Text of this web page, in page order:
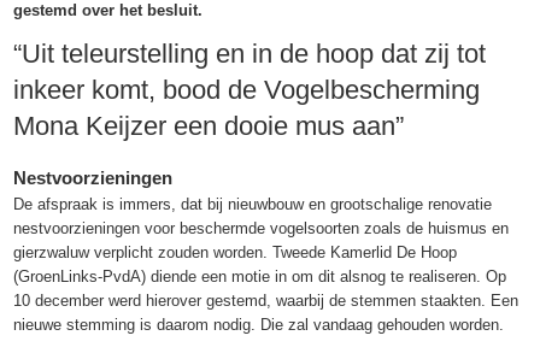
gestemd over het besluit.
“Uit teleurstelling en in de hoop dat zij tot
inkeer komt, bood de Vogelbescherming
Mona Keijzer een dooie mus aan”
Nestvoorzieningen
De afspraak is immers, dat bij nieuwbouw en grootschalige renovatie
nestvoorzieningen voor beschermde vogelsoorten zoals de huismus en
gierzwaluw verplicht zouden worden. Tweede Kamerlid De Hoop
(GroenLinks-PvdA) diende een motie in om dit alsnog te realiseren. Op
10 december werd hierover gestemd, waarbij de stemmen staakten. Een
nieuwe stemming is daarom nodig. Die zal vandaag gehouden worden.